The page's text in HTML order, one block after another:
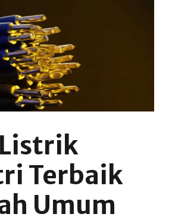
Terbaik
Umum